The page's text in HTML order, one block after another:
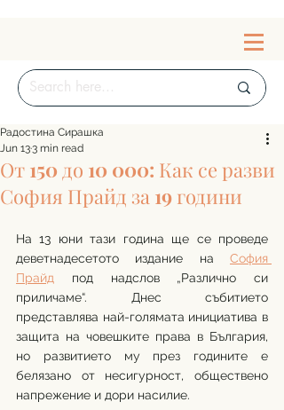
От 150 до 10 000: Как се разви
София Прайд за 19 години
Радостина Сирашка
Jun 133 min read
На 13 юни тази година ще се проведе
деветнадесетото издание на София
Прайд под надслов „Различно си
приличаме“. Днес събитието
представлява най-голямата инициатива в
защита на човешките права в България,
но развитието му през годините е
белязано от несигурност, обществено
напрежение и дори насилие.